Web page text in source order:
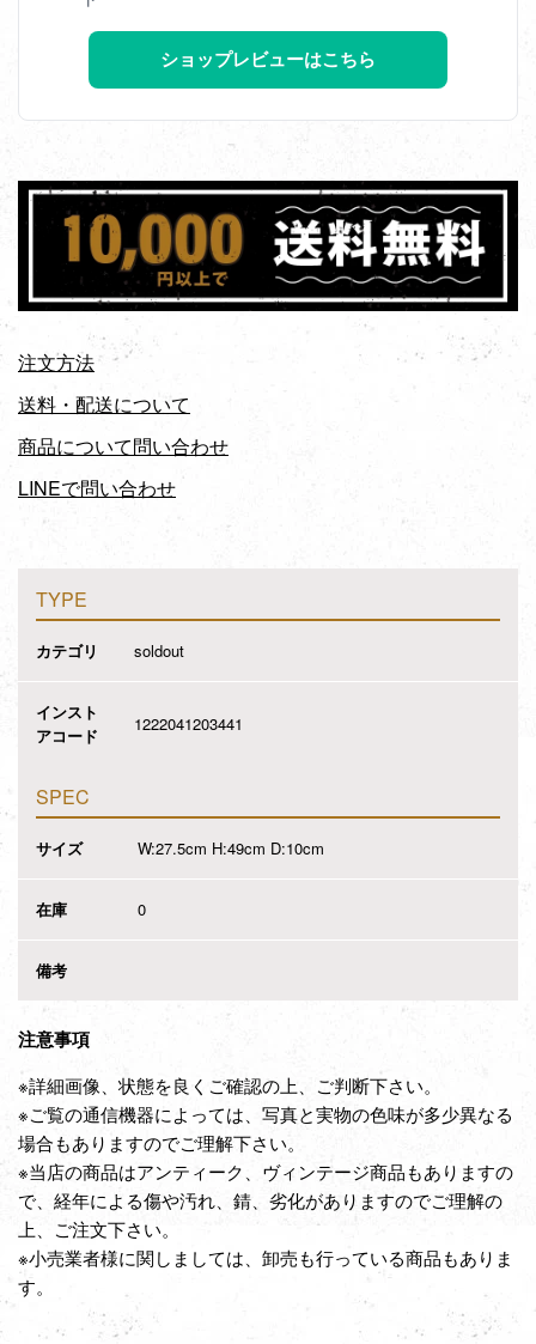
ショップレビューはこちら
注文方法
送料・配送について
商品について問い合わせ
LINEで問い合わせ
TYPE
カテゴリ soldout
インスト
アコード
1222041203441
SPEC
サイズ W:27.5cm H:49cm D:10cm
在庫 0
備考
注意事項
※詳細画像、状態を良くご確認の上、ご判断下さい。
※ご覧の通信機器によっては、写真と実物の色味が多少異なる
場合もありますのでご理解下さい。
※当店の商品はアンティーク、ヴィンテージ商品もありますの
で、経年による傷や汚れ、錆、劣化がありますのでご理解の
上、ご注文下さい。
※小売業者様に関しましては、卸売も行っている商品もありま
す。